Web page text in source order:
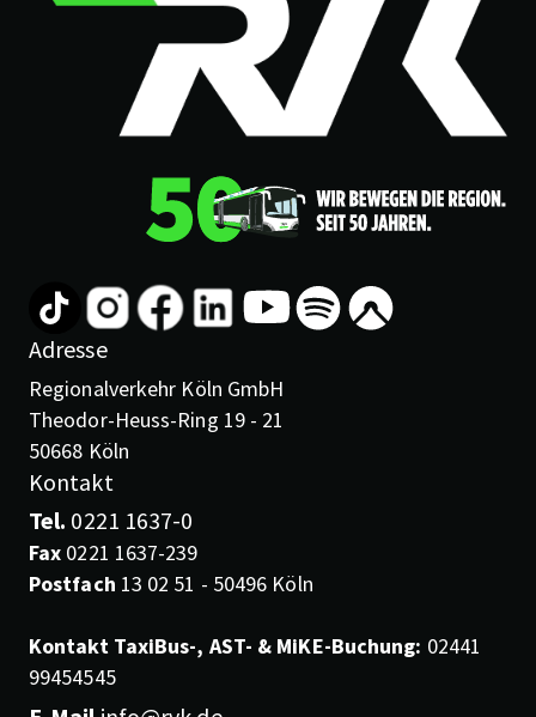
Adresse
Regionalverkehr Köln GmbH
Theodor-Heuss-Ring 19 - 21
50668 Köln
Kontakt
Tel. 0221 1637-0
Fax 0221 1637-239
Postfach 13 02 51 - 50496 Köln
Kontakt TaxiBus-, AST- & MiKE-Buchung: 02441
99454545